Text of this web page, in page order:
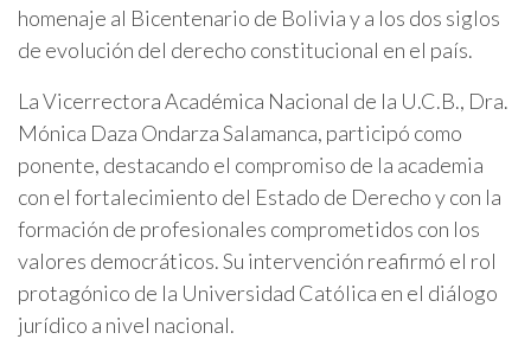
homenaje al Bicentenario de Bolivia y a los dos siglos
de evolución del derecho constitucional en el país.
La Vicerrectora Académica Nacional de la U.C.B., Dra.
Mónica Daza Ondarza Salamanca, participó como
ponente, destacando el compromiso de la academia
con el fortalecimiento del Estado de Derecho y con la
formación de profesionales comprometidos con los
valores democráticos. Su intervención reafirmó el rol
protagónico de la Universidad Católica en el diálogo
jurídico a nivel nacional.